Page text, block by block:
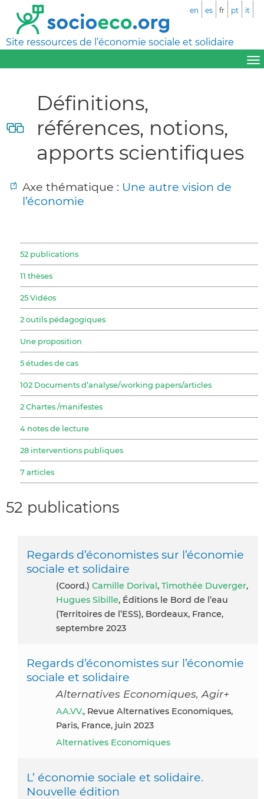
Site ressources de l’économie sociale et solidaire
en es fr pt it
Définitions,
références, notions,
apports scientifiques
Axe thématique : Une autre vision de
l’économie
52 publications
11 thèses
25 Vidéos
2 outils pédagogiques
Une proposition
5 études de cas
102 Documents d’analyse/working papers/articles
2 Chartes /manifestes
4 notes de lecture
28 interventions publiques
7 articles
52 publications
Regards d’économistes sur l’économie
sociale et solidaire
(coord.) Camille Dorival, Timothée Duverger,
Hugues Sibille, Éditions le Bord de l’eau
(Territoires de l’ESS), Bordeaux, France,
septembre 2023
Regards d’économistes sur l’économie
sociale et solidaire
Alternatives Economiques, Agir+
AA.VV., Revue Alternatives Economiques,
Paris, France, juin 2023
Alternatives Economiques
L’ économie sociale et solidaire.
Nouvelle édition